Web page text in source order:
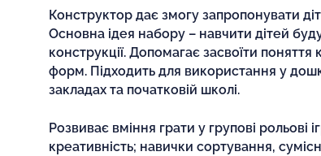
Конструктор дає змогу запропонувати
Основна ідея набору – навчити дітей
конструкції. Допомагає засвоїти
форм. Підходить для використання у
закладах та початковій школі.
Розвиває вміння грати у групові рольові
креативність; навички сортування,